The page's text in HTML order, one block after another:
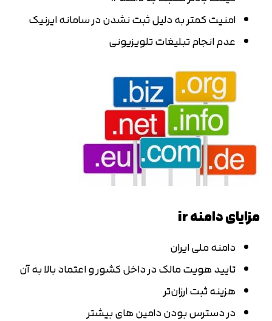
امنیت کمتر به دلیل ثبت نشدن در سامانه ایرنیک
عدم انجام تبلیغات تلویزیونی
مزایای دامنه ir
دامنه ملی ایران
تایید هویت مالک در داخل کشور و اعتماد بالا به آن
هزینه ثبت ارزان‌تر
در دسترس بودن دامین های بیشتر